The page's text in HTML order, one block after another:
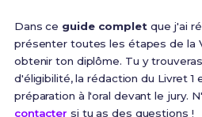
Dans ce guide complet que j'ai
présenter toutes les étapes de la
obtenir ton diplôme. Tu y
d'éligibilité, la rédaction du Livret 1
préparation à l'oral devant le jury.
contacter si tu as des questions !